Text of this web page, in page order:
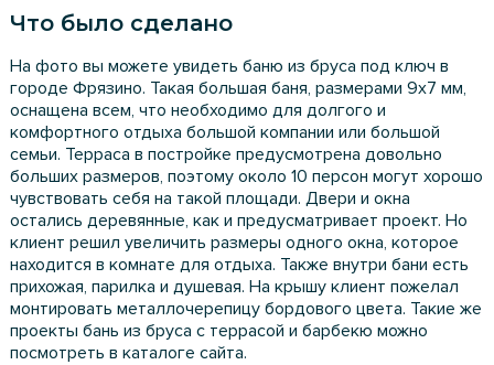
Что было сделано
На фото вы можете увидеть баню из бруса под ключ в
городе Фрязино. Такая большая баня, размерами 9х7 мм,
оснащена всем, что необходимо для долгого и
комфортного отдыха большой компании или большой
семьи. Терраса в постройке предусмотрена довольно
больших размеров, поэтому около 10 персон могут хорошо
чувствовать себя на такой площади. Двери и окна
остались деревянные, как и предусматривает проект. Но
клиент решил увеличить размеры одного окна, которое
находится в комнате для отдыха. Также внутри бани есть
прихожая, парилка и душевая. На крышу клиент пожелал
монтировать металлочерепицу бордового цвета. Такие же
проекты бань из бруса с террасой и барбекю можно
посмотреть в каталоге сайта.